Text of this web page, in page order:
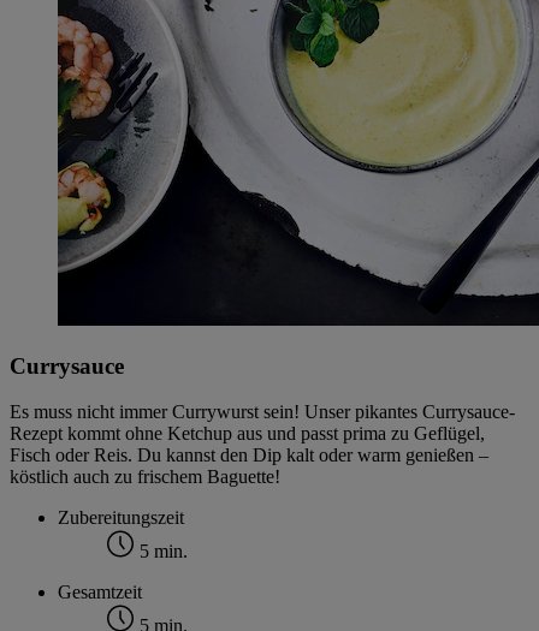
Currysauce
Es muss nicht immer Currywurst sein! Unser pikantes Currysauce-
Rezept kommt ohne Ketchup aus und passt prima zu Geflügel,
Fisch oder Reis. Du kannst den Dip kalt oder warm genießen –
köstlich auch zu frischem Baguette!
Zubereitungszeit
5 min.
Gesamtzeit
5 min.